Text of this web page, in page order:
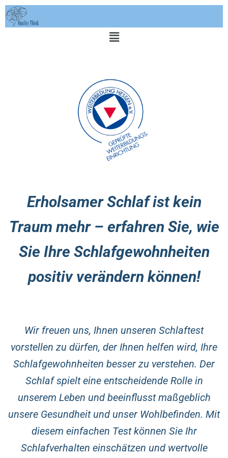
Erholsamer Schlaf ist kein
Traum mehr – erfahren Sie, wie
Sie Ihre Schlafgewohnheiten
positiv verändern können!
Wir freuen uns, Ihnen unseren Schlaftest
vorstellen zu dürfen, der Ihnen helfen wird, Ihre
Schlafgewohnheiten besser zu verstehen. Der
Schlaf spielt eine entscheidende Rolle in
unserem Leben und beeinflusst maßgeblich
unsere Gesundheit und unser Wohlbefinden. Mit
diesem einfachen Test können Sie Ihr
Schlafverhalten einschätzen und wertvolle